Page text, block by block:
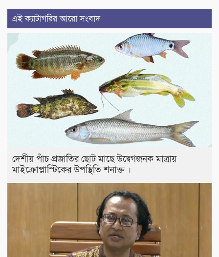
এই ক্যাটাগরির আরো সংবাদ
দেশীয় পাঁচ প্রজাতির ছোট মাছে উদ্বেগজনক মাত্রায়
মাইক্রোপ্লাস্টিকের উপস্থিতি শনাক্ত ।